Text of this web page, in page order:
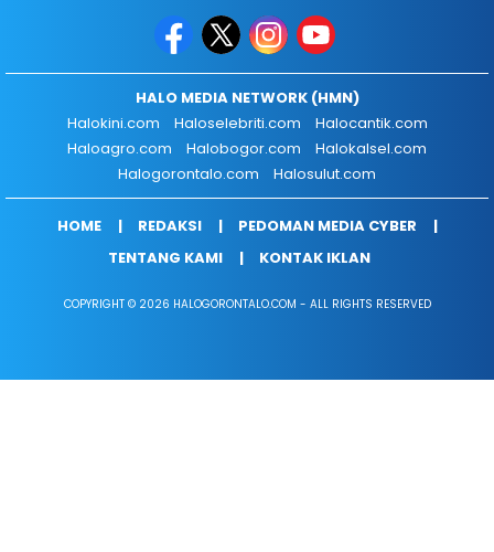
HALO MEDIA NETWORK (HMN)
Halokini.com
Haloselebriti.com
Halocantik.com
Haloagro.com
Halobogor.com
Halokalsel.com
Halogorontalo.com
Halosulut.com
HOME REDAKSI
PEDOMAN MEDIA CYBER
TENTANG KAMI
KONTAK IKLAN
COPYRIGHT © 2026 HALOGORONTALO.COM - ALL RIGHTS RESERVED